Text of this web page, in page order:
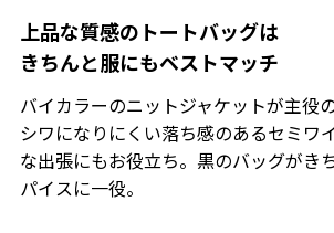
上品な質感のトートバッグは
きちんと服にもベストマッチ
バイカラーのニットジャケットが主役
シワになりにくい落ち感のあるセミワ
な出張にもお役立ち。黒のバッグがき
パイスに一役。